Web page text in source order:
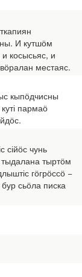
И кутшӧм
косысьяс, и
местаяс.
кыпӧдчисны
пармаӧ
сійӧс чунь
тыртӧм
гӧгрӧссӧ −
сьӧла писка